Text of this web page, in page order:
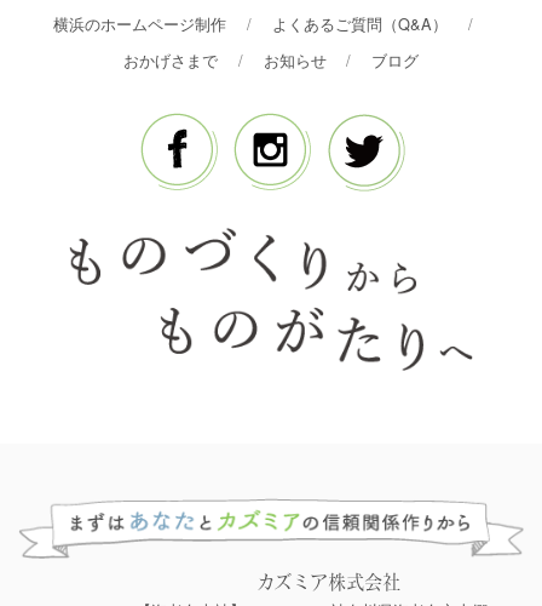
横浜のホームページ制作
よくあるご質問（Q&A）
おかげさまで
お知らせ ブログ
カズミア株式会社